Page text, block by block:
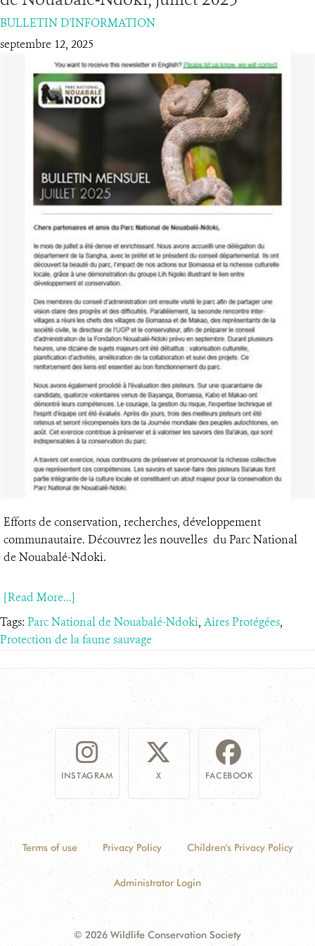
RESSOURCES
DONATE
BULLETIN D'INFORMATION
septembre 12, 2025
Efforts de conservation, recherches, développement
communautaire. Découvrez les nouvelles du Parc National
de Nouabalé-Ndoki.
[Read More...]
Tags: Parc National de Nouabalé-Ndoki, Aires Protégées,
Protection de la faune sauvage
INSTAGRAM X FACEBOOK
Terms of use Privacy Policy Children's Privacy Policy
Administrator Login
© 2026 Wildlife Conservation Society